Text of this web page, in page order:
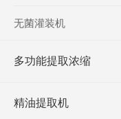
无菌灌装机
多功能提取浓缩
精油提取机